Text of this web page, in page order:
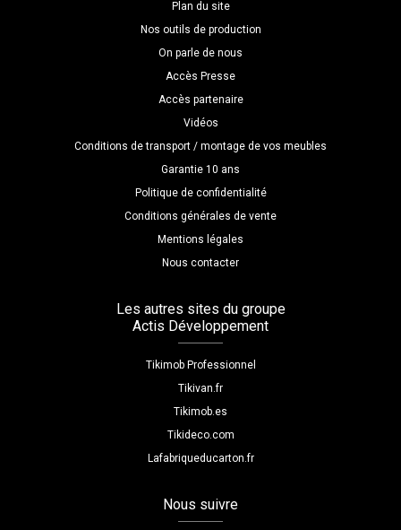
Plan du site
Nos outils de production
On parle de nous
Accès Presse
Accès partenaire
Vidéos
Conditions de transport / montage de vos meubles
Garantie 10 ans
Politique de confidentialité
Conditions générales de vente
Mentions légales
Nous contacter
Les autres sites du groupe
Actis Développement
Tikimob Professionnel
Tikivan.fr
Tikimob.es
Tikideco.com
Lafabriqueducarton.fr
Nous suivre